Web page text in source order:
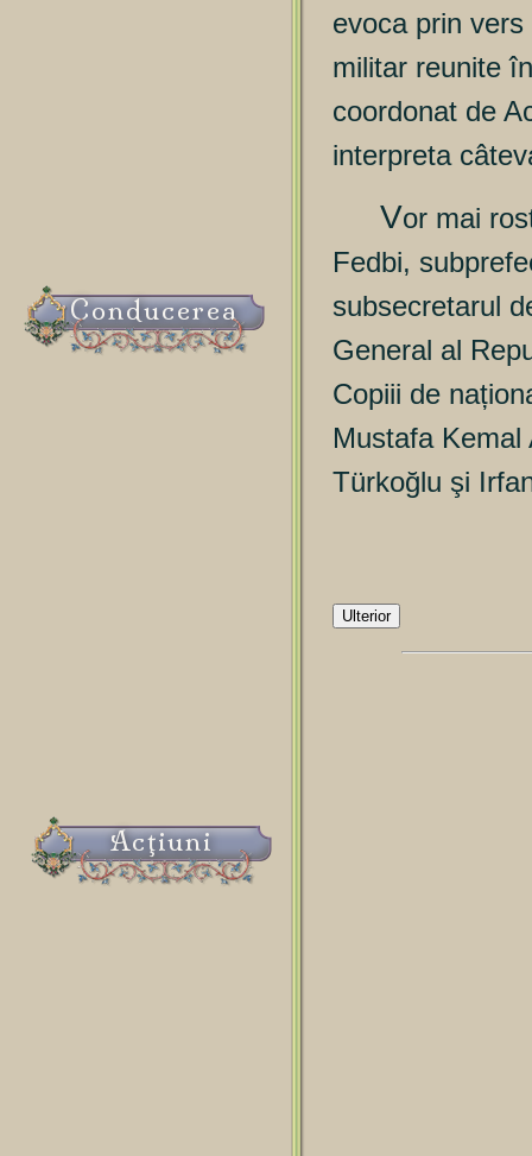
Conducerea
Acţiuni
evoca prin
militar reunite
coordonat de
interpreta
Vor mai
Fedbi,
subsecretarul
General al
Copiii de
Mustafa
Türkoğlu şi
Ulterior